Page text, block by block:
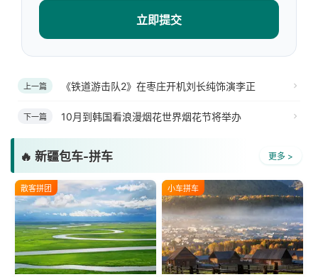
立即提交
上一篇 《铁道游击队2》在枣庄开机刘长纯饰演李正
下一篇 10月到韩国看浪漫烟花世界烟花节将举办
🔥 新疆包车-拼车 更多 >
散客拼团 小车拼车